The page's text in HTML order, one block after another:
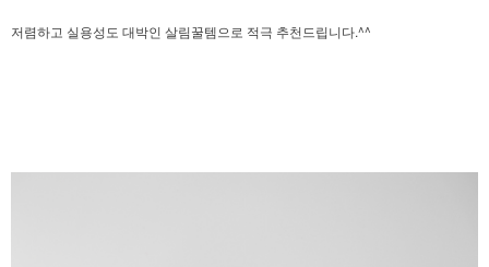
저렴하고 실용성도 대박인 살림꿀템으로 적극 추천드립니다.^^